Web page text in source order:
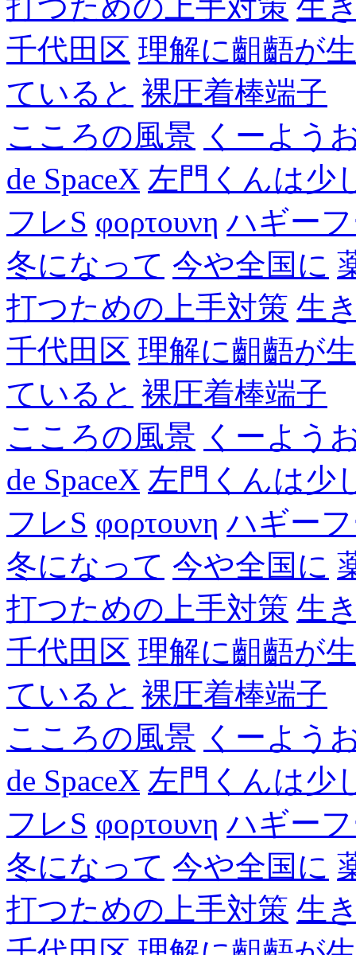
千代田区 理解に齟齬が
ていると 裸圧着棒端子
こころの風景 くーよう
de SpaceX 左門くんは少
フレS φορτουνη ハギー
冬になって 今や全国に
打つための上手対策 生
千代田区 理解に齟齬が
ていると 裸圧着棒端子
こころの風景 くーよう
de SpaceX 左門くんは少
フレS φορτουνη ハギー
冬になって 今や全国に
打つための上手対策 生
千代田区 理解に齟齬が
ていると 裸圧着棒端子
こころの風景 くーよう
de SpaceX 左門くんは少
フレS φορτουνη ハギー
冬になって 今や全国に
打つための上手対策 生